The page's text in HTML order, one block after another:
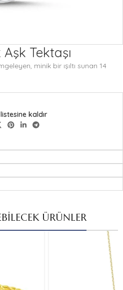
Tektaşı
minik bir ışıltı sunan 14
kaldır
ÜRÜNLER